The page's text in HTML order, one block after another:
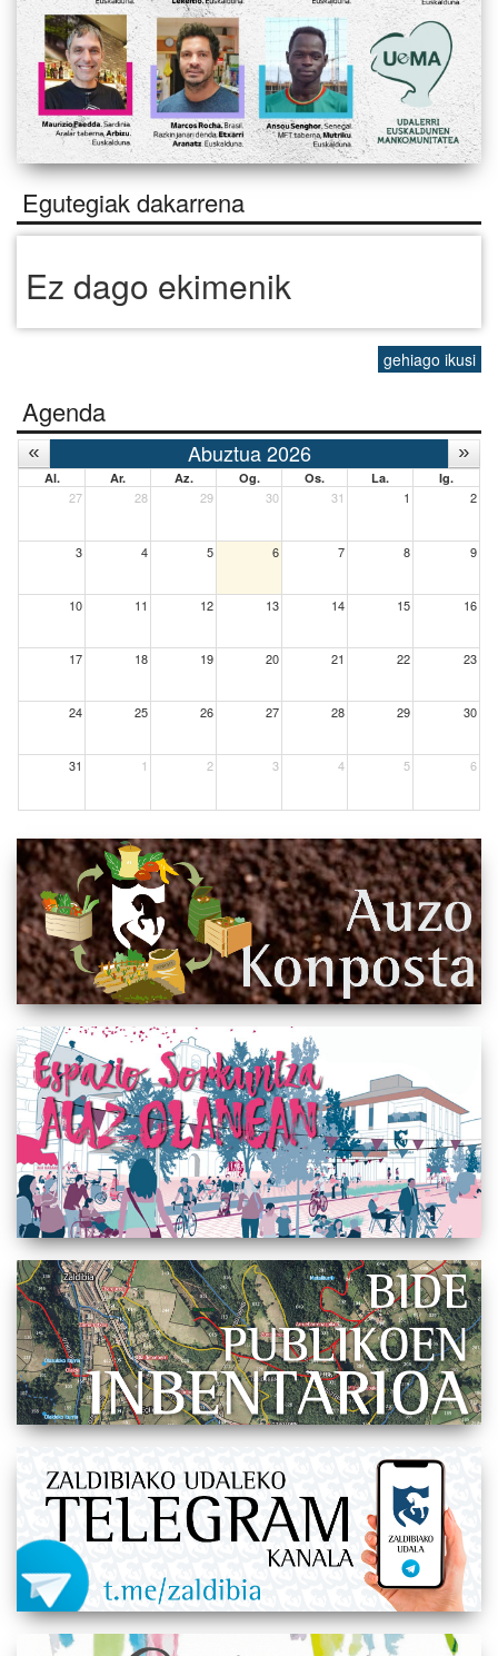
Egutegiak dakarrena
Ez dago ekimenik
gehiago ikusi
Agenda
Abuztua 2026
Al. Ar. Az. Og. Os. La. Ig.
27 28 29 30 31 1 2
3 4 5 6 7 8 9
10 11 12 13 14 15 16
17 18 19 20 21 22 23
24 25 26 27 28 29 30
31 1 2 3 4 5 6